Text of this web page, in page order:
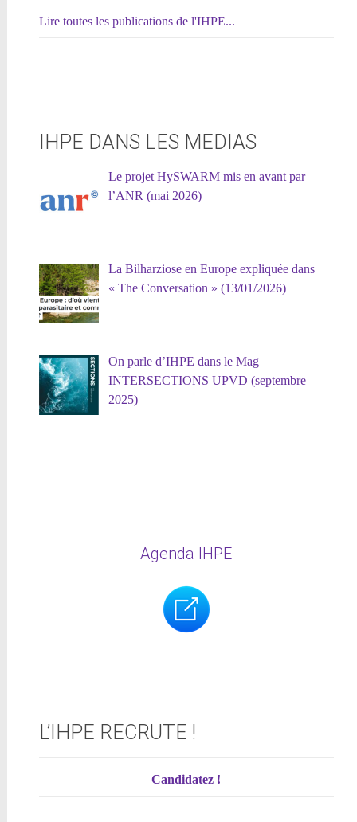
Lire toutes les publications de l'IHPE...
IHPE DANS LES MEDIAS
Le projet HySWARM mis en avant par
l’ANR (mai 2026)
La Bilharziose en Europe expliquée dans
« The Conversation » (13/01/2026)
On parle d’IHPE dans le Mag
INTERSECTIONS UPVD (septembre
2025)
Agenda IHPE
L’IHPE RECRUTE !
Candidatez !